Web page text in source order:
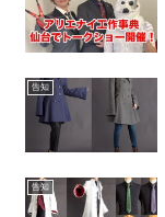
告知
告知